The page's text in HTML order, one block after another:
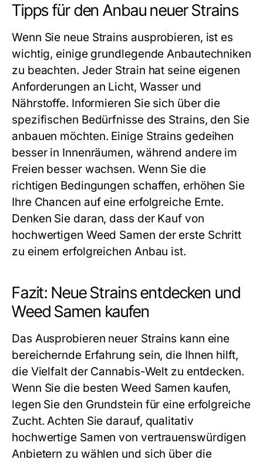
Tipps für den Anbau neuer Strains
Wenn Sie neue Strains ausprobieren, ist es
wichtig, einige grundlegende Anbautechniken
zu beachten. Jeder Strain hat seine eigenen
Anforderungen an Licht, Wasser und
Nährstoffe. Informieren Sie sich über die
spezifischen Bedürfnisse des Strains, den Sie
anbauen möchten. Einige Strains gedeihen
besser in Innenräumen, während andere im
Freien besser wachsen. Wenn Sie die
richtigen Bedingungen schaffen, erhöhen Sie
Ihre Chancen auf eine erfolgreiche Ernte.
Denken Sie daran, dass der Kauf von
hochwertigen Weed Samen der erste Schritt
zu einem erfolgreichen Anbau ist.
Fazit: Neue Strains entdecken und
Weed Samen kaufen
Das Ausprobieren neuer Strains kann eine
bereichernde Erfahrung sein, die Ihnen hilft,
die Vielfalt der Cannabis-Welt zu entdecken.
Wenn Sie die besten Weed Samen kaufen,
legen Sie den Grundstein für eine erfolgreiche
Zucht. Achten Sie darauf, qualitativ
hochwertige Samen von vertrauenswürdigen
Anbietern zu wählen und sich über die